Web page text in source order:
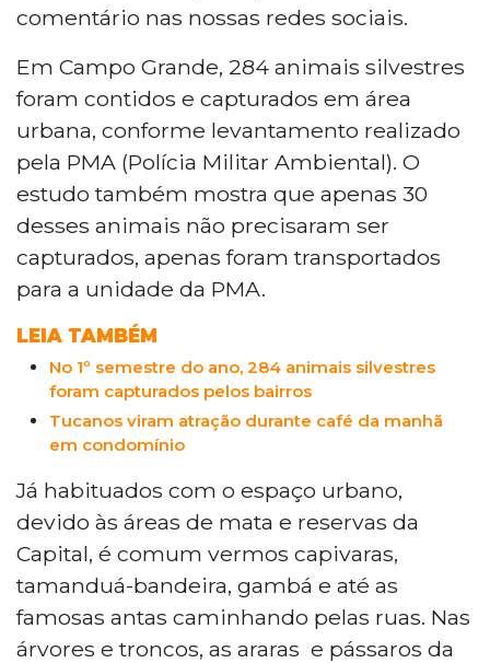
comentário nas nossas redes sociais.
Em Campo Grande, 284 animais silvestres
foram contidos e capturados em área
urbana, conforme levantamento realizado
pela PMA (Polícia Militar Ambiental). O
estudo também mostra que apenas 30
desses animais não precisaram ser
capturados, apenas foram transportados
para a unidade da PMA.
LEIA TAMBÉM
No 1º semestre do ano, 284 animais silvestres
foram capturados pelos bairros
Tucanos viram atração durante café da manhã
em condomínio
Já habituados com o espaço urbano,
devido às áreas de mata e reservas da
Capital, é comum vermos capivaras,
tamanduá-bandeira, gambá e até as
famosas antas caminhando pelas ruas. Nas
árvores e troncos, as araras e pássaros da